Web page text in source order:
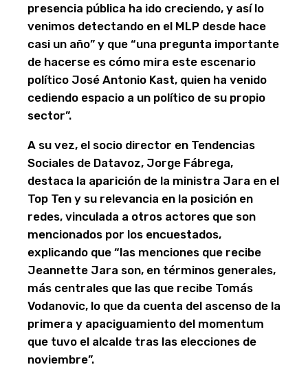
presencia pública ha ido creciendo, y así lo
venimos detectando en el MLP desde hace
casi un año” y que “una pregunta importante
de hacerse es cómo mira este escenario
político José Antonio Kast, quien ha venido
cediendo espacio a un político de su propio
sector”.
A su vez, el socio director en Tendencias
Sociales de Datavoz, Jorge Fábrega,
destaca la aparición de la ministra Jara en el
Top Ten y su relevancia en la posición en
redes, vinculada a otros actores que son
mencionados por los encuestados,
explicando que “las menciones que recibe
Jeannette Jara son, en términos generales,
más centrales que las que recibe Tomás
Vodanovic, lo que da cuenta del ascenso de la
primera y apaciguamiento del momentum
que tuvo el alcalde tras las elecciones de
noviembre”.